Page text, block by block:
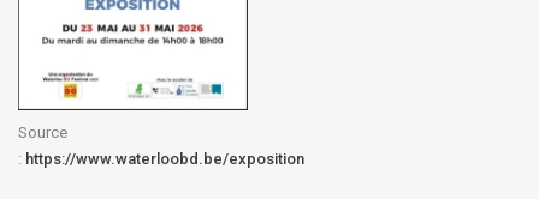
Source
: https://www.waterloobd.be/exposition